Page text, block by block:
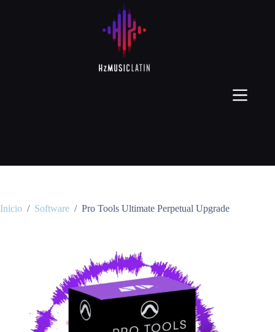
Inicio / Software / Pro Tools Ultimate Perpetual Upgrade